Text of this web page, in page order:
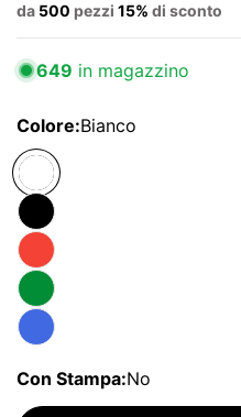
da 500 pezzi 15% di sconto
649 in magazzino
Colore:Bianco
Con Stampa:No